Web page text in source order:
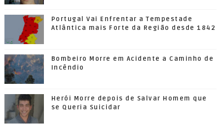
Portugal Vai Enfrentar a Tempestade
Atlântica mais Forte da Região desde 1842
Bombeiro Morre em Acidente a Caminho de
Incêndio
Herói Morre depois de Salvar Homem que
se Queria Suicidar